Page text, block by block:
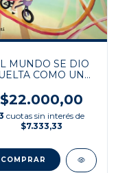
MUNDO SE DIO
COMO UNA
$22.000,00
cuotas sin interés de
$7.333,33